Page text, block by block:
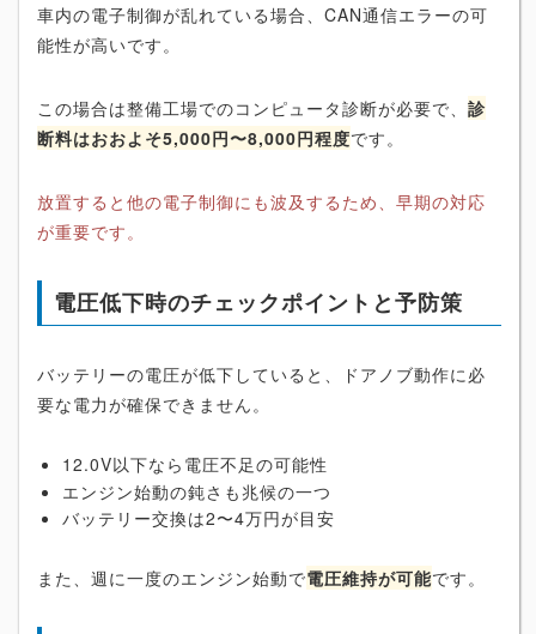
車内の電子制御が乱れている場合、CAN通信エラーの可
能性が高いです。
この場合は整備工場でのコンピュータ診断が必要で、 診
断料はおおよそ5,000円〜8,000円程度です。
放置すると他の電子制御にも波及するため、早期の対応
が重要です。
電圧低下時のチェックポイントと予防策
バッテリーの電圧が低下していると、ドアノブ動作に必
要な電力が確保できません。
12.0V以下なら電圧不足の可能性
エンジン始動の鈍さも兆候の一つ
バッテリー交換は2〜4万円が目安
また、週に一度のエンジン始動で電圧維持が可能です。